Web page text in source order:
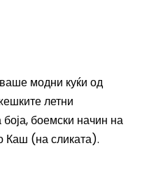
модни куќи од
летни
боемски начин на
Каш (на сликата).